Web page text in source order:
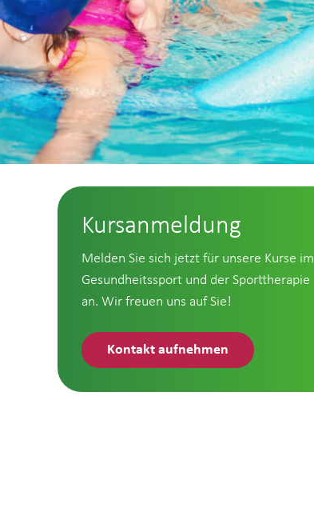
Kursanmeldung
Melden Sie sich jetzt für unsere Kurse im
Gesundheitssport und der Sporttherapie
an. Wir freuen uns auf Sie!
Kontakt aufnehmen